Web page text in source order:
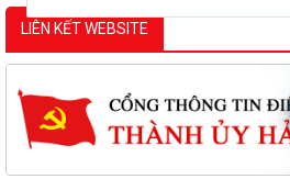
LIÊN KẾT WEBSITE